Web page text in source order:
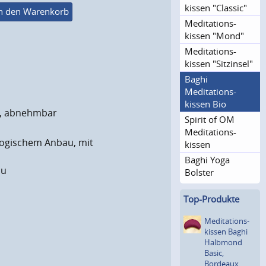
den Warenkorb
abnehmbar
Anbau, mit
kissen "Classic"
Meditations­
kissen "Mond"
Meditations­
kissen "Sitzinsel"
Baghi
Meditations­
kissen Bio
Spirit of OM
Meditations­
kissen
Baghi Yoga
Bolster
Top-Produkte
­Meditations­
kissen Baghi
Halbmond
Basic,
Bordeaux